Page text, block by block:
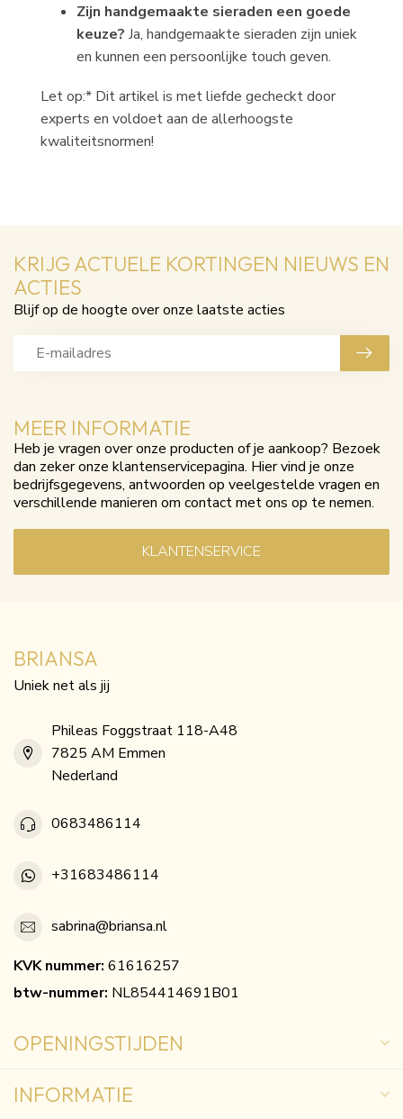
Zijn handgemaakte sieraden een goede
keuze? Ja, handgemaakte sieraden zijn uniek
en kunnen een persoonlijke touch geven.
Let op:* Dit artikel is met liefde gecheckt door
experts en voldoet aan de allerhoogste
kwaliteitsnormen!
MEER INFORMATIE
Heb je vragen over onze producten of je aankoop? Bezoek
dan zeker onze klantenservicepagina. Hier vind je onze
bedrijfsgegevens, antwoorden op veelgestelde vragen en
verschillende manieren om contact met ons op te nemen.
KLANTENSERVICE
KRIJG ACTUELE KORTINGEN NIEUWS EN
ACTIES
Blijf op de hoogte over onze laatste acties
BRIANSA
Uniek net als jij
Phileas Foggstraat 118-A48
7825 AM Emmen
Nederland
0683486114
+31683486114
sabrina@briansa.nl
KVK nummer: 61616257
btw-nummer: NL854414691B01
OPENINGSTIJDEN
INFORMATIE